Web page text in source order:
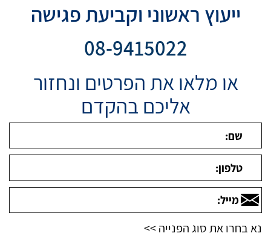
ייעוץ ראשוני וקביעת פגישה
08-9415022
או מלאו את הפרטים ונחזור
אליכם בהקדם
נא בחרו את סוג הפנייה >>